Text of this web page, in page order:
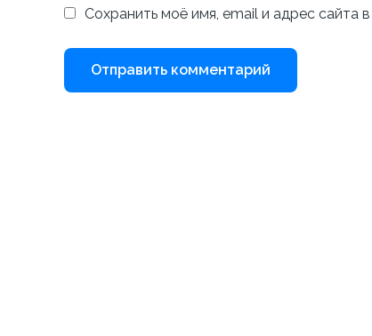
Сохранить моё имя, email и адрес сайта